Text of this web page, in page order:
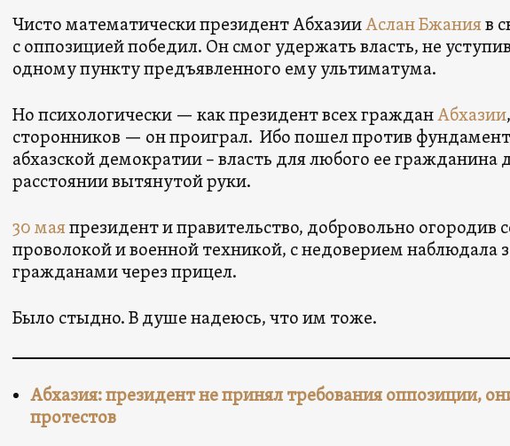
Чисто математически президент АбхазииАслан Бжанияв
с оппозицией победил. Он смог удержать власть, не
одному пункту предъявленного ему ультиматума.
Но психологически — как президент всех гражданАбхазии
сторонников — он проиграл. Ибо пошел против
абхазской демократии – власть для любого ее гражданина
расстоянии вытянутой руки.
30 маяпрезидент и правительство, добровольно огородив
проволокой и военной техникой, с недоверием наблюдала
гражданами через прицел.
Было стыдно. В душе надеюсь, что им тоже.
Абхазия: президент не принял требования оппозиции,
протестов